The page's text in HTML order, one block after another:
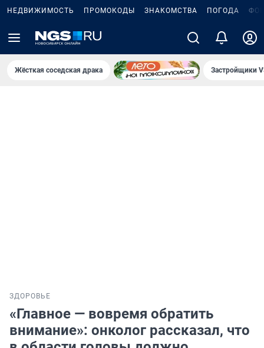
НЕДВИЖИМОСТЬ ПРОМОКОДЫ ЗНАКОМСТВА ПОГОДА
Жёсткая соседская драка Застройщики
ЗДОРОВЬЕ
«Главное — вовремя обратить
внимание»: онколог рассказал, что